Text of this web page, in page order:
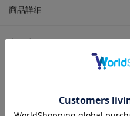
商品詳細
商品番号：
HKL6209-
BLACK
ｱｯﾊﾟｰ材料：
PU×牛革